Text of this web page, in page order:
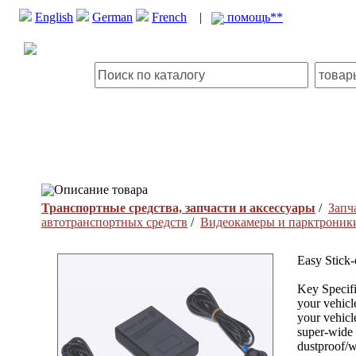
English German French | помощь**
Описание товара
Транспортные средства, запчасти и аксессуары /
автотранспортных средств / Видеокамеры и
Easy
Key
your
your
super-
dustproof/